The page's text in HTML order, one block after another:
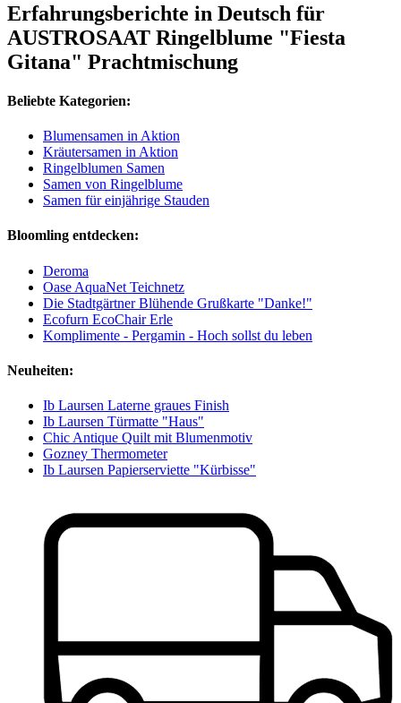
Erfahrungsberichte in Deutsch für
AUSTROSAAT Ringelblume "Fiesta
Gitana" Prachtmischung
Beliebte Kategorien:
Blumensamen in Aktion
Kräutersamen in Aktion
Ringelblumen Samen
Samen von Ringelblume
Samen für einjährige Stauden
Bloomling entdecken:
Deroma
Oase AquaNet Teichnetz
Die Stadtgärtner Blühende Grußkarte "Danke!"
Ecofurn EcoChair Erle
Komplimente - Pergamin - Hoch sollst du leben
Neuheiten:
Ib Laursen Laterne graues Finish
Ib Laursen Türmatte "Haus"
Chic Antique Quilt mit Blumenmotiv
Gozney Thermometer
Ib Laursen Papierserviette "Kürbisse"